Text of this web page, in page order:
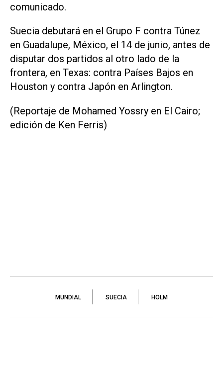
comunicado.
Suecia debutará en el Grupo F contra Túnez
en Guadalupe, México, el 14 de junio, antes ‌de
disputar dos partidos al otro lado de la
frontera, ‌en Texas: ⁠contra Países Bajos en
Houston y ​contra Japón en Arlington.
(Reportaje de Mohamed Yossry en El Cairo;
edición de Ken Ferris)
MUNDIAL SUECIA HOLM